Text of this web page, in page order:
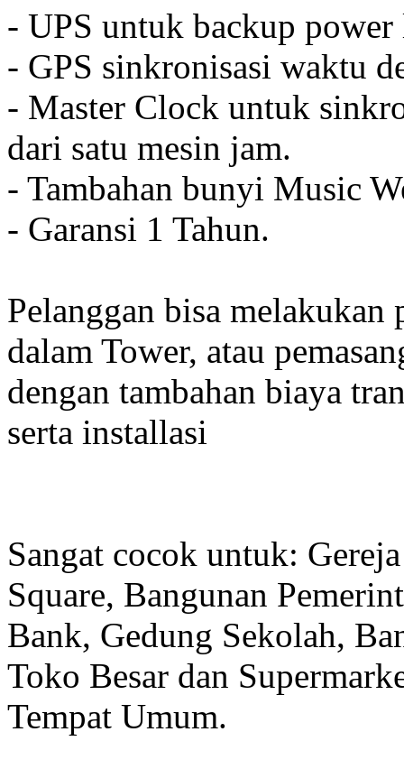
- UPS untuk backup
- GPS sinkronisasi waktu
- Master Clock untuk
dari satu mesin jam.
- Tambahan bunyi Music
- Garansi 1 Tahun.
Pelanggan bisa melakukan
dalam Tower, atau
dengan tambahan biaya
serta installasi
Sangat cocok untuk:
Square, Bangunan
Bank, Gedung Sekolah,
Toko Besar dan
Tempat Umum.